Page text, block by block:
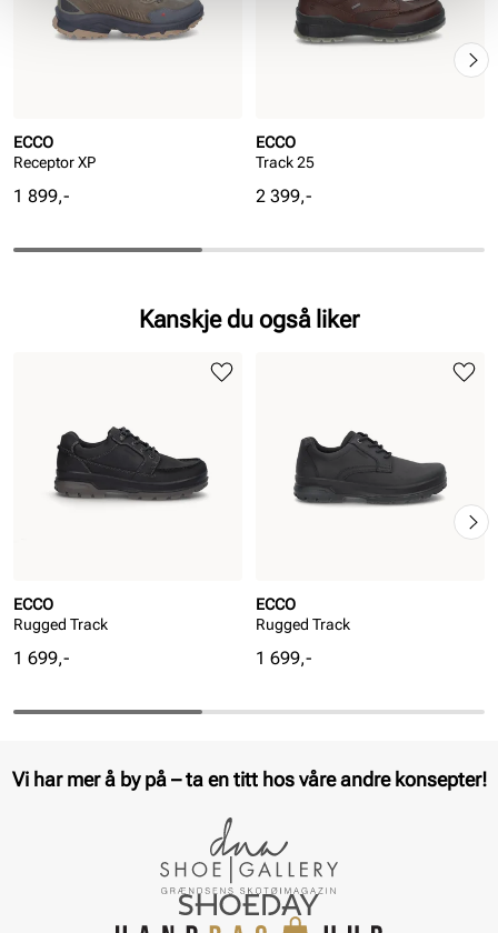
ECCO
Receptor XP
Pris
1 899,-
ECCO
Track 25
Pris
2 399,-
Kanskje du også liker
ECCO
Rugged Track
Pris
1 699,-
ECCO
Rugged Track
Pris
1 699,-
Vi har mer å by på – ta en titt hos våre andre konsepter!